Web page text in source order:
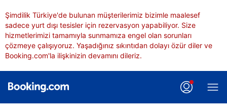
Şimdilik Türkiye'de bulunan müşterilerimiz bizimle maalesef
sadece yurt dışı tesisler için rezervasyon yapabiliyor. Size
hizmetlerimizi tamamıyla sunmamıza engel olan sorunları
çözmeye çalışıyoruz. Yaşadığınız sıkıntıdan dolayı özür diler ve
Booking.com'la ilişkinizin devamını dileriz.